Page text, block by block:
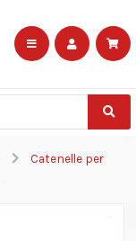
Catenelle per